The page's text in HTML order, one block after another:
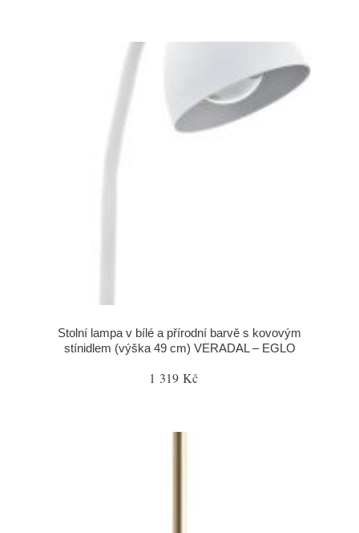
Stolní lampa v bílé a přírodní barvě s kovovým
stínidlem (výška 49 cm) VERADAL – EGLO
1 319 Kč